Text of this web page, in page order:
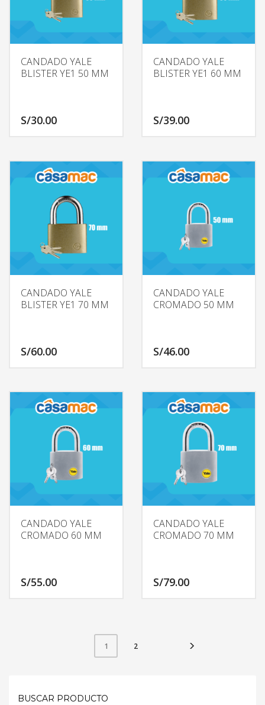
CANDADO YALE
BLISTER YE1 50 MM
S/30.00
CANDADO YALE
BLISTER YE1 60 MM
S/39.00
CANDADO YALE
BLISTER YE1 70 MM
S/60.00
CANDADO YALE
CROMADO 50 MM
S/46.00
CANDADO YALE
CROMADO 60 MM
S/55.00
CANDADO YALE
CROMADO 70 MM
S/79.00
1 2
BUSCAR PRODUCTO